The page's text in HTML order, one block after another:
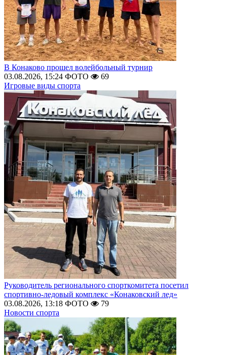
В Конаково прошел волейбольный турнир
03.08.2026, 15:24 ФОТО
69
Игровые виды спорта
Руководитель регионального спорткомитета посетил
спортивно-ледовый комплекс «Конаковский лед»
03.08.2026, 13:18 ФОТО
79
Новости спорта